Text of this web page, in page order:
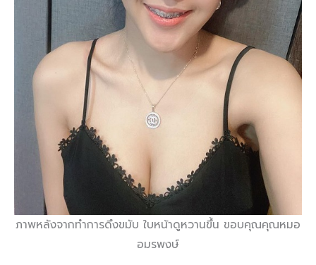
ภาพหลังจากทำการดึงขมับ ใบหน้าดูหวานขึ้น ขอบคุณคุณหมอ
อมรพงษ์